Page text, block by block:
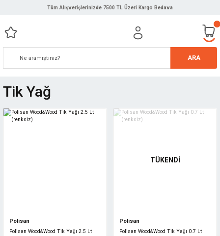
Tüm Alışverişlerinizde 7500 TL Üzeri Kargo Bedava
ARA
Tik Yağ
Polisan
Polisan Wood&Wood Tik Yağı 2.5 Lt
TÜKENDİ
Polisan
Polisan Wood&Wood Tik Yağı 0.7 Lt